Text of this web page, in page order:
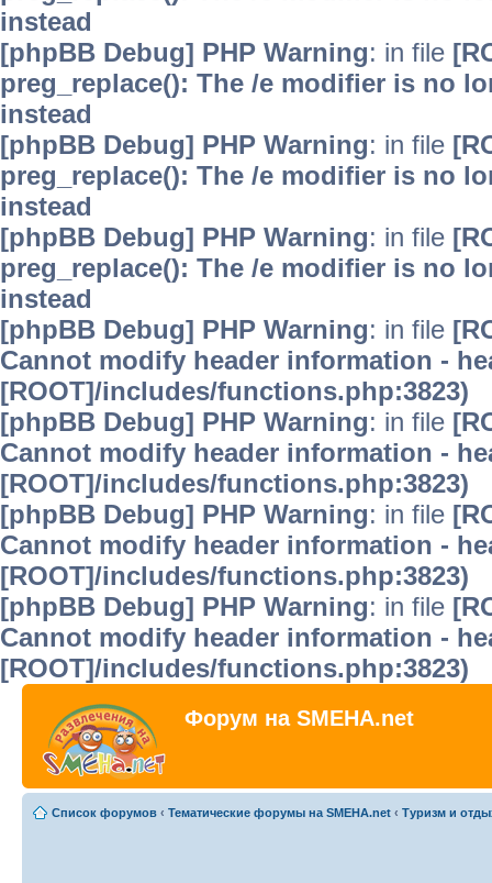
instead
[phpBB Debug] PHP Warning: in file
preg_replace(): The /e modifier is no
instead
[phpBB Debug] PHP Warning: in file
preg_replace(): The /e modifier is no
instead
[phpBB Debug] PHP Warning: in file
preg_replace(): The /e modifier is no
instead
[phpBB Debug] PHP Warning: in file
Cannot modify header information -
[ROOT]/includes/functions.php:3823)
[phpBB Debug] PHP Warning: in file
Cannot modify header information -
[ROOT]/includes/functions.php:3823)
[phpBB Debug] PHP Warning: in file
Cannot modify header information -
[ROOT]/includes/functions.php:3823)
[phpBB Debug] PHP Warning: in file
Cannot modify header information -
[ROOT]/includes/functions.php:3823)
Форум на SMEHA.net
Список форумов ‹ Тематические форумы на SMEHA.net ‹ Туризм и